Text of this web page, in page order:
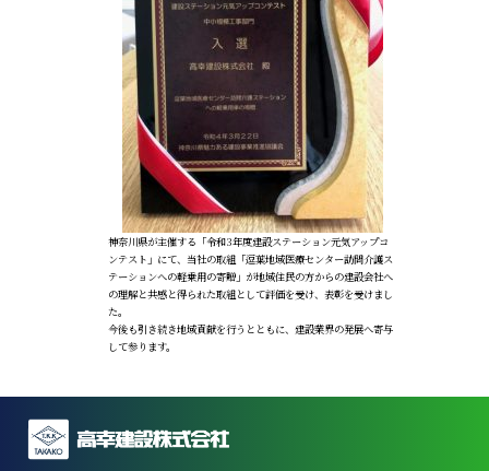
神奈川県が主催する「令和3年度建設ステーション元気アップコ
ンテスト」にて、当社の取組「逗葉地域医療センター訪問介護ス
テーションへの軽乗用の寄贈」が地域住民の方からの建設会社へ
の理解と共感と得られた取組として評価を受け、表彰を受けまし
た。
今後も引き続き地域貢献を行うとともに、建設業界の発展へ寄与
して参ります。